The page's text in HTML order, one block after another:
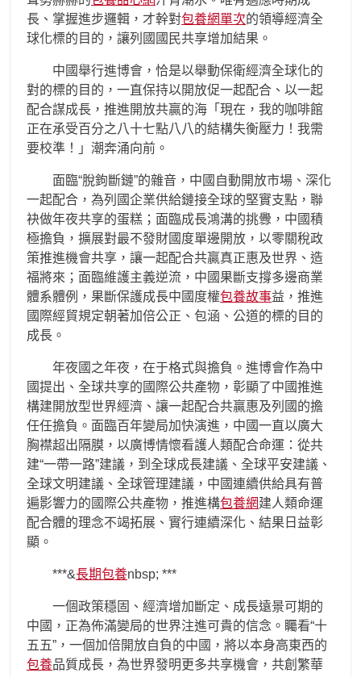
長、掌握進步邏輯，才幹對包養網單次的領導經濟全
球化標的目的，讓列國國民共享增加結果。
中國舉行進博會，恰是以舉動保衛經濟全球化的
對的標的目的，一直保持以開放促一起配合、以一起
配合謀成長，推進開放共贏的海「現在，我的咖啡館
正在承受百分之八十七點八八的結構失衡壓力！我需
要校準！」潮奔涌向前。
面臨“脫鉤斷鏈”的雜音，中國自動開放市場、深化
一起配合，為列國企業供給鏈接全球的堅實支點，聯
袂做年夜共享的蛋糕；面臨成長鴻溝的挑釁，中國積
極擔負，擴展對最不發財國度單邊開放，以零關稅政
策推進機會共享，讓一起配合共贏真正惠及世界、造
福將來；面臨維護主義逆流，中國果斷支撐多邊商業
體系體例，果斷保護成長中國度權包養故事益，推進
國際經貿規定朝著加倍公正、包涵、公道的標的目的
成長。
年夜國之年夜，在于格式與擔負。進博會作為中
國提出、全球共享的國際公共產物，彰顯了中國推進
構建開放型世界經濟、讓一起配合共贏惠及列國的擔
任任擔負。面臨百年變局加快演進，中國一直以廣大
胸襟超出隔膜，以廣博情懷看護人類配合命運：從共
建“一帶一路”建議，到全球成長建議、全球平安建議、
全球文明建議、全球管理建議，中國連續供給具有普
遍影響力的國際公共產物，推進構包養網建人類命運
配合體的理念不竭拓展、實行連續深化、結果日益彰
顯。
***&長期包養nbsp; ***
一個政策穩固、經濟增加斷定、成長遠景可期的
中國，正為佈滿變局的世界注進可貴的信念。矚看“十
五五”，一個加倍開放自負的中國，將以本身高東西的
包養品質成長，為世界發明更多共享機會，共創繁華